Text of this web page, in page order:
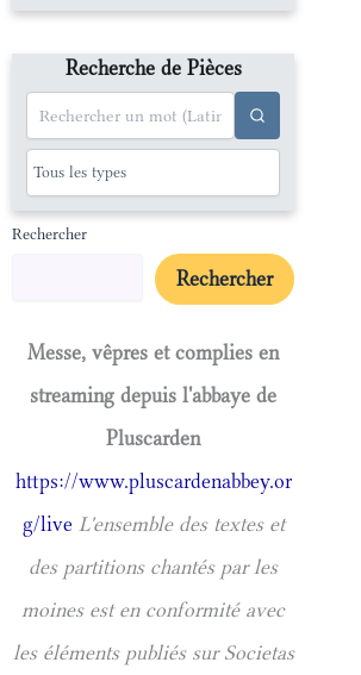
Recherche de Pièces
Rechercher
Rechercher
Messe, vêpres et complies en
streaming depuis l'abbaye de
Pluscarden
https://www.pluscardenabbey.or
g/live L'ensemble des textes et
des partitions chantés par les
moines est en conformité avec
les éléments publiés sur Societas